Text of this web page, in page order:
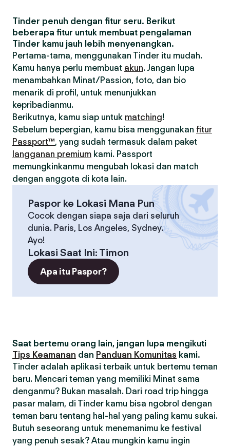
Tinder penuh dengan fitur seru. Berikut
beberapa fitur untuk membuat pengalaman
Tinder kamu jauh lebih menyenangkan.
Pertama-tama, menggunakan Tinder itu mudah.
Kamu hanya perlu membuat akun. Jangan lupa
menambahkan Minat/Passion, foto, dan bio
menarik di profil, untuk menunjukkan
kepribadianmu.
Berikutnya, kamu siap untuk matching!
Sebelum bepergian, kamu bisa menggunakan fitur
Passport™, yang sudah termasuk dalam paket
langganan premium kami. Passport
memungkinkanmu mengubah lokasi dan match
dengan anggota di kota lain.
Paspor ke Lokasi Mana Pun
Cocok dengan siapa saja dari seluruh
dunia. Paris, Los Angeles, Sydney.
Ayo!
Lokasi Saat Ini: Timon
Apa itu Paspor?
Saat bertemu orang lain, jangan lupa mengikuti
Tips Keamanan dan Panduan Komunitas kami.
Tinder adalah aplikasi terbaik untuk bertemu teman
baru. Mencari teman yang memiliki Minat sama
denganmu? Bukan masalah. Dari road trip hingga
pasar malam, di Tinder kamu bisa ngobrol dengan
teman baru tentang hal-hal yang paling kamu sukai.
Butuh seseorang untuk menemanimu ke festival
yang penuh sesak? Atau mungkin kamu ingin